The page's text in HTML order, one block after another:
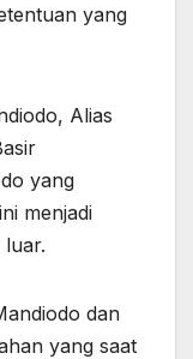
yang
Alias
yang
menjadi
luar.
dan
yang saat